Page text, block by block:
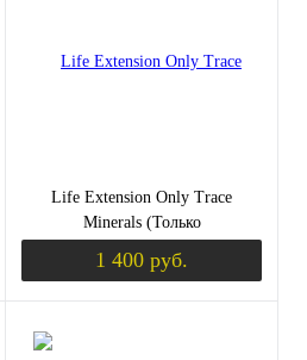
Life Extension Only Trace
Minerals (Только
растительных капсул
1 400 руб.